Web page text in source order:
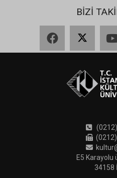
BİZİ
(0212)
E5 Karayolu
34158